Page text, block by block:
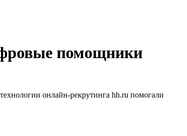
помощники
онлайн-рекрутинга hh.ru помогали